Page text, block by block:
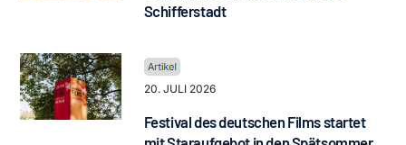
Schifferstadt
20. JULI 2026
Festival des deutschen Films startet